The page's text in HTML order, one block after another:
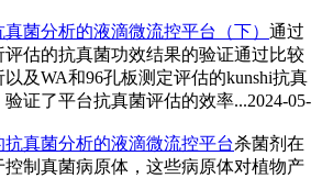
真菌分析的液滴微流控平台（下） 通过
估的抗真菌功效结果的验证通过比较
及WA和96孔板测定评估的kunshi抗真
证了平台抗真菌评估的效率...2024-05-
抗真菌分析的液滴微流控平台杀菌剂在
制真菌病原体，这些病原体对植物产